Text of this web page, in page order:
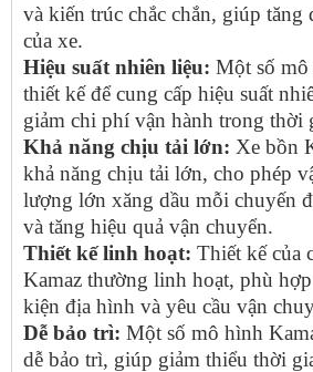
và kiến trúc chắc chắn, giúp tăng
của xe.
Hiệu suất nhiên liệu: Một số
thiết kế để cung cấp hiệu suất
giảm chi phí vận hành trong thời
Khả năng chịu tải lớn: Xe bồn
khả năng chịu tải lớn, cho phép
lượng lớn xăng dầu mỗi chuyến
và tăng hiệu quả vận chuyển.
Thiết kế linh hoạt: Thiết kế của
Kamaz thường linh hoạt, phù
kiện địa hình và yêu cầu vận
Dễ bảo trì: Một số mô hình
dễ bảo trì, giúp giảm thiểu thời